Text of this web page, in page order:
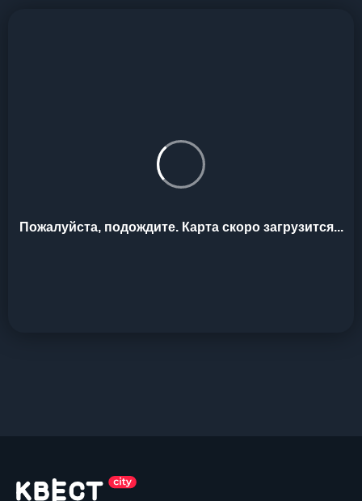
Пожалуйста, подождите. Карта скоро загрузится...